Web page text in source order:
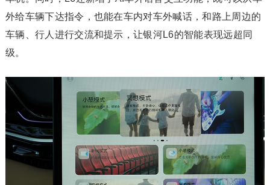
外给车辆下达指令，也能在车内对车外喊话，和路上周边的
车辆、行人进行交流和提示，让银河L6的智能表现远超同
级。